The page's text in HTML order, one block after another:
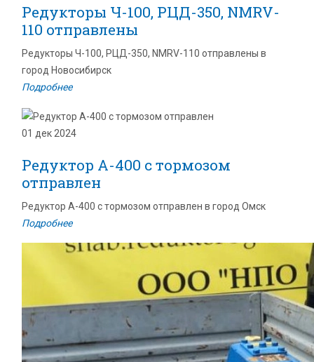
Редукторы Ч-100, РЦД-350, NMRV-
110 отправлены
Редукторы Ч-100, РЦД-350, NMRV-110 отправлены в
город Новосибирск
Подробнее
01 дек 2024
Редуктор А-400 с тормозом
отправлен
Редуктор А-400 с тормозом отправлен в город Омск
Подробнее